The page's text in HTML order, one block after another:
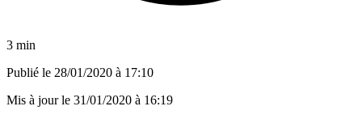
3 min
Publié le 28/01/2020 à 17:10
Mis à jour le 31/01/2020 à 16:19